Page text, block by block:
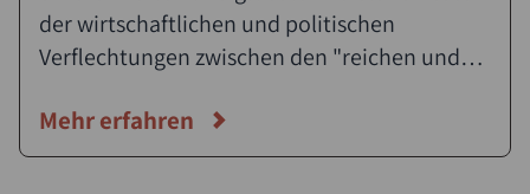
der wirtschaftlichen und politischen
Verflechtungen zwischen den "reichen und
bejaht die Toleranz auf allen Gebieten der
Kultur und der Völkerverständigung sowie die
Mehr erfahren